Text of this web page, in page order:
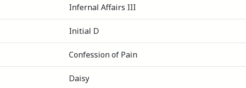
Infernal Affairs III
Initial D
Confession of Pain
Daisy